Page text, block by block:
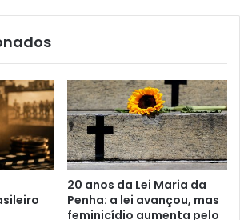
20 anos da Lei Maria da
Penha: a lei avançou, mas
feminicídio aumenta pelo